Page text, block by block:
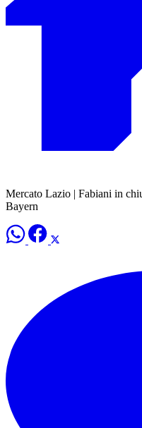
Mercato Lazio | Fabiani in
Bayern